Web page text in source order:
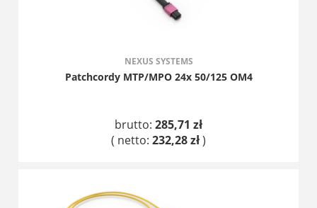
NEXUS SYSTEMS
Patchcordy MTP/MPO 24x 50/125 OM4
brutto: 285,71 zł
( netto: 232,28 zł)